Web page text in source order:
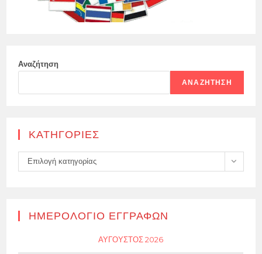
Αναζήτηση
ΑΝΑΖΉΤΗΣΗ
KΑΤΗΓΟΡΊΕΣ
Kατηγορίες
Επιλογή κατηγορίας
ΗΜΕΡΟΛΌΓΙΟ ΕΓΓΡΑΦΏΝ
ΑΎΓΟΥΣΤΟΣ 2026